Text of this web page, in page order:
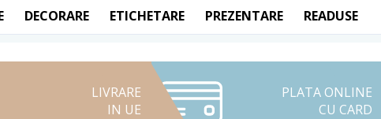
DECORARE ETICHETARE PREZENTARE READUSE
LIVRARE
IN UE
PLATA ONLINE
CU CARD